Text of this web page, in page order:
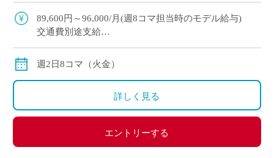
す 授業準備 […]
89,600円～96,000/月(週8コマ担当時のモデル給与)
交通費別途支給
週2日8コマ（火金）
詳しく見る
エントリーする